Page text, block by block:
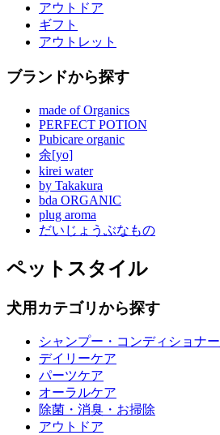
アウトドア
ギフト
アウトレット
ブランドから探す
made of Organics
PERFECT POTION
Pubicare organic
余[yo]
kirei water
by Takakura
bda ORGANIC
plug aroma
だいじょうぶなもの
ペットスタイル
犬用カテゴリから探す
シャンプー・コンディショナー
デイリーケア
パーツケア
オーラルケア
除菌・消臭・お掃除
アウトドア